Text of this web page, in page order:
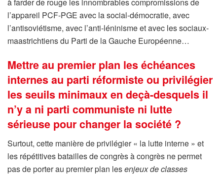
l’appareil PCF-PGE avec la social-démocratie, avec
l’antisoviétisme, avec l’anti-léninisme et avec les sociaux-
maastrichtiens du Parti de la Gauche Européenne…
Mettre au premier plan les échéances
internes au parti réformiste ou privilégier
les seuils minimaux en deçà-desquels il
n’y a ni parti communiste ni lutte
sérieuse pour changer la société ?
Surtout, cette manière de privilégier « la lutte interne » et
les répétitives batailles de congrès à congrès ne permet
pas de porter au premier plan lesenjeux de classes